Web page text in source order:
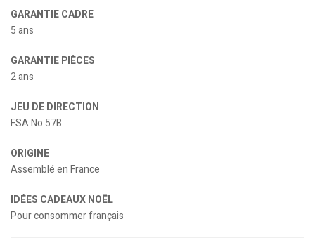
GARANTIE CADRE
5 ans
GARANTIE PIÈCES
2 ans
JEU DE DIRECTION
FSA No.57B
ORIGINE
Assemblé en France
IDÉES CADEAUX NOËL
Pour consommer français